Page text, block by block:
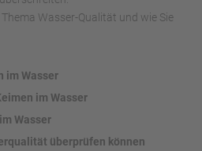
Wasser-Qualität und wie Sie
im Wasser
im Wasser
Wasser
überprüfen können